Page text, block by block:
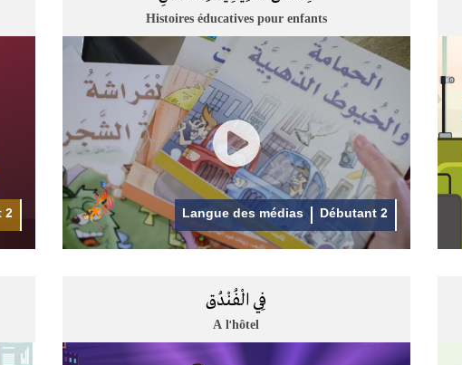
2
Histoires éducatives pour enfants
Langue des médias Débutant 2
فِي الْفُنْدُق
A l'hôtel